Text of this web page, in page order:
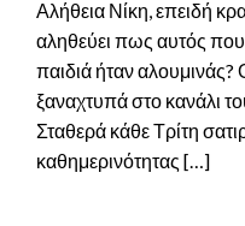
Αλήθεια Νίκη, επειδή
αληθεύει πως αυτός που
παιδιά ήταν
ξαναχτυπά στο κανάλι
Σταθερά κάθε Τρίτη
καθημερινότητας […]